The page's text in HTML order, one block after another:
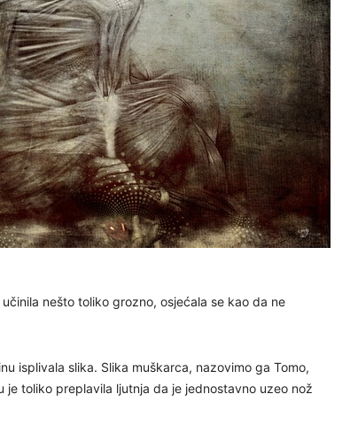
nešto toliko grozno, osjećala se kao da ne
isplivala slika. Slika muškarca, nazovimo ga Tomo,
toliko preplavila ljutnja da je jednostavno uzeo nož